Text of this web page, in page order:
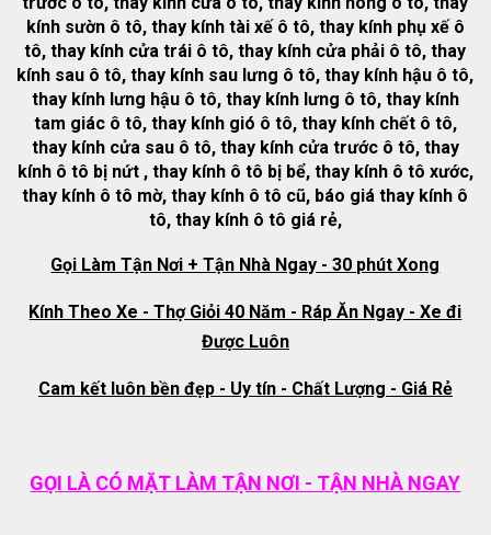
kính sườn ô tô, thay kính tài xế ô tô, thay kính phụ xế ô
tô, thay kính cửa trái ô tô, thay kính cửa phải ô tô, thay
kính sau ô tô, thay kính sau lưng ô tô, thay kính hậu ô tô,
thay kính lưng hậu ô tô, thay kính lưng ô tô, thay kính
tam giác ô tô, thay kính gió ô tô, thay kính chết ô tô,
thay kính cửa sau ô tô, thay kính cửa trước ô tô, thay
kính ô tô bị nứt , thay kính ô tô bị bể, thay kính ô tô xước,
thay kính ô tô mờ, thay kính ô tô cũ, báo giá thay kính ô
tô, thay kính ô tô giá rẻ,
Gọi Làm Tận Nơi + Tận Nhà Ngay - 30 phút Xong
Kính Theo Xe - Thợ Giỏi 40 Năm - Ráp Ăn Ngay - Xe đi
Được Luôn
Cam kết luôn bền đẹp - Uy tín - Chất Lượng - Giá Rẻ
GỌI LÀ CÓ MẶT LÀM TẬN NƠI - TẬN NHÀ NGAY